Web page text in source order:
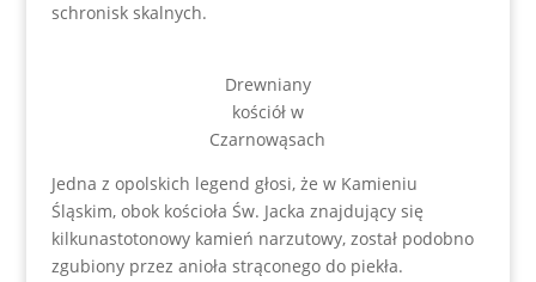
schronisk skalnych.
Drewniany
kościół w
Czarnowąsach
Jedna z opolskich legend głosi, że w Kamieniu
Śląskim, obok kościoła Św. Jacka znajdujący się
kilkunastotonowy kamień narzutowy, został podobno
zgubiony przez anioła strąconego do piekła.